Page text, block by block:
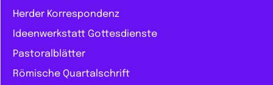
Herder Korrespondenz
Ideenwerkstatt Gottesdienste
Pastoralblätter
Römische Quartalschrift